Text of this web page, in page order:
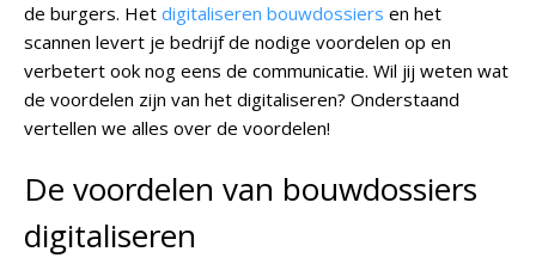
de burgers. Het digitaliseren bouwdossiers en het
scannen levert je bedrijf de nodige voordelen op en
verbetert ook nog eens de communicatie. Wil jij weten wat
de voordelen zijn van het digitaliseren? Onderstaand
vertellen we alles over de voordelen!
De voordelen van bouwdossiers
digitaliseren